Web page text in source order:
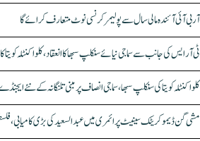
آر بی آئی آئندہ مالی سال سے پولیمر کرنسی نوٹ متعارف کرائے گا
ٹی آر ایس کی جانب سے سماجی نیائے سنکلپ سبھا کا انعقاد، کلواکنٹلہ کویتا
کلواکنٹلہ کویتا کی سنکلپ سبھا، سماجی انصاف پر مبنی تلنگانہ کے نئے
مشی گن ڈیموکریٹک سینیٹ پرائمری میں عبدالسعید کی بڑی کامیابی،